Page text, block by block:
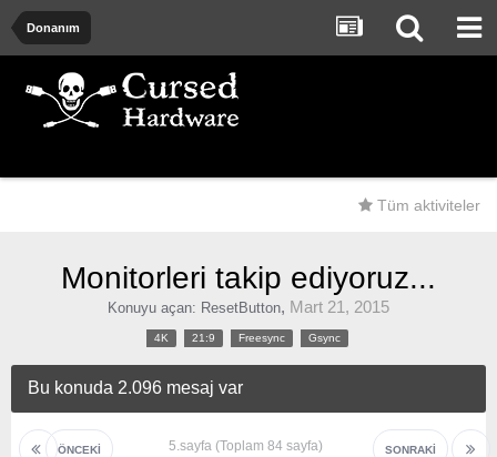
Donanım
Tüm aktiviteler
Monitorleri takip ediyoruz...
Konuyu açan: ResetButton, Mart 21, 2015
4K 21:9 Freesync Gsync
Bu konuda 2.096 mesaj var
ÖNCEKI SONRAKI
5.sayfa (Toplam 84 sayfa)